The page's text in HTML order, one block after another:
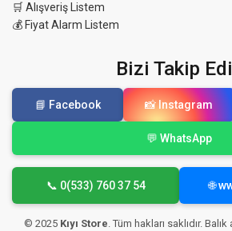
🛒 Alışveriş Listem
💰 Fiyat Alarm Listem
Bizi Takip
📘 Facebook 📸 Instagram
💬 WhatsApp
📞 0(533) 760 37 54 🌐
© 2025 Kıyı Store. Tüm hakları saklıdır.